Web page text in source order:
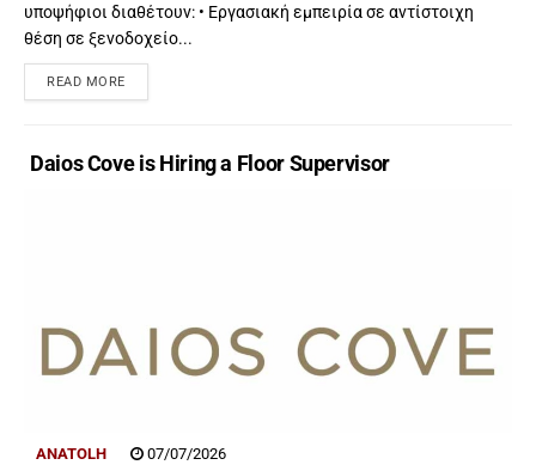
υποψήφιοι διαθέτουν: • Εργασιακή εμπειρία σε αντίστοιχη
θέση σε ξενοδοχείο...
READ MORE
Daios Cove is Hiring a Floor Supervisor
ANATOLH 07/07/2026